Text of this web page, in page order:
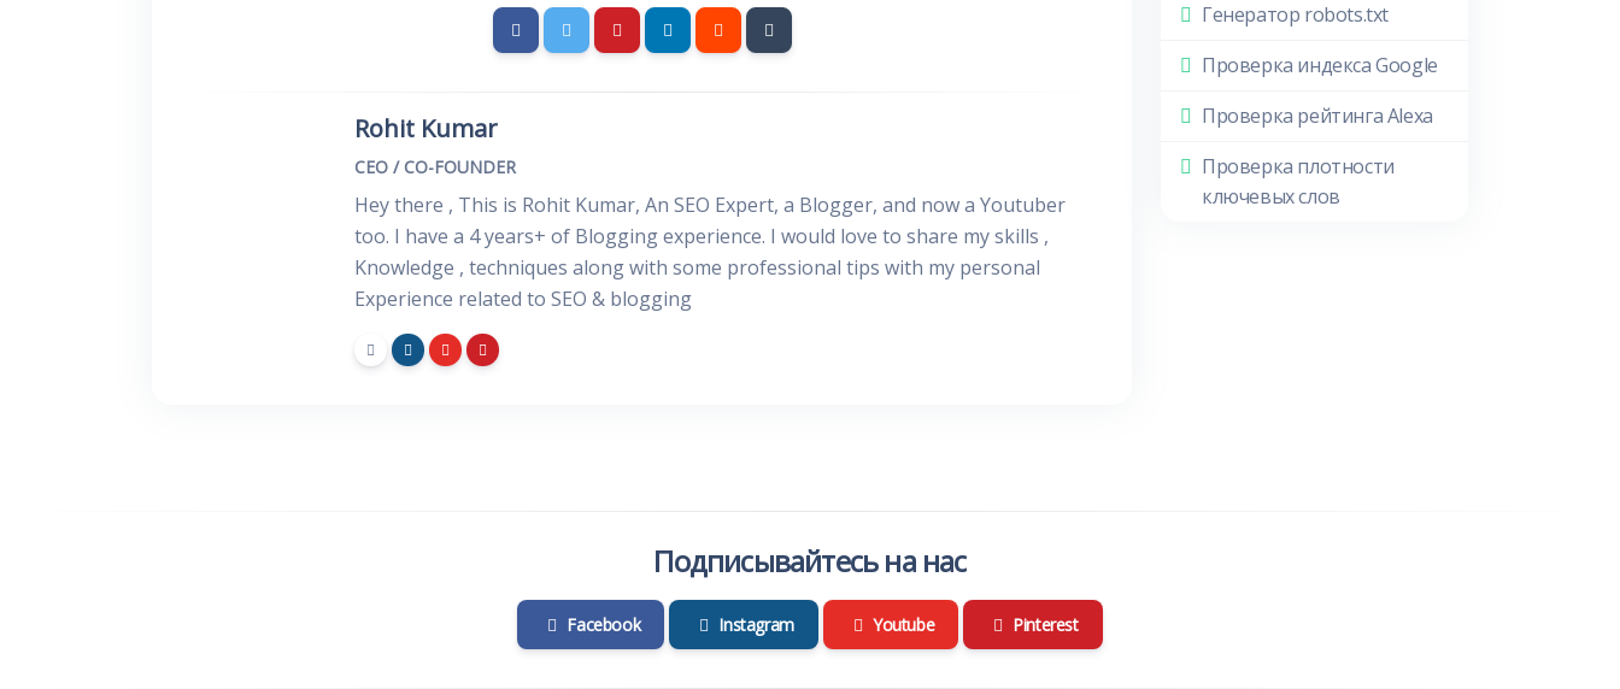
Rohit Kumar
CEO / CO-FOUNDER
Hey there , This is Rohit Kumar, An SEO Expert, a Blogger, and now a Youtuber
too. I have a 4 years+ of Blogging experience. I would love to share my skills ,
Knowledge , techniques along with some professional tips with my personal
Experience related to SEO & blogging
Генератор robots.txt
Проверка индекса Google
Проверка рейтинга Alexa
Проверка плотности
ключевых слов
Подписывайтесь на нас
Facebook Instagram Youtube Pinterest